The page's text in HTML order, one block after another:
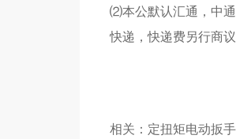
⑵本公默认汇通，中
快递，快递费另行商
相关： 定扭矩电动扳